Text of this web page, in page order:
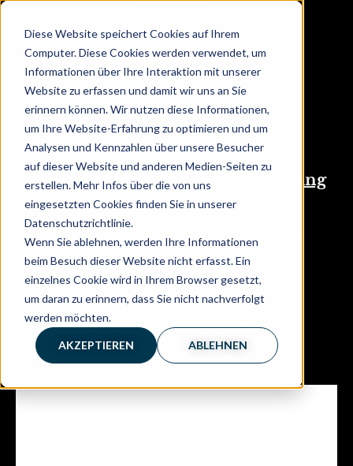
Diese Website speichert Cookies auf Ihrem
Computer. Diese Cookies werden verwendet, um
Informationen über Ihre Interaktion mit unserer
Website zu erfassen und damit wir uns an Sie
erinnern können. Wir nutzen diese Informationen,
um Ihre Website-Erfahrung zu optimieren und um
Analysen und Kennzahlen über unsere Besucher
auf dieser Website und anderen Medien-Seiten zu
erstellen. Mehr Infos über die von uns
eingesetzten Cookies finden Sie in unserer
Datenschutzrichtlinie.
Wenn Sie ablehnen, werden Ihre Informationen
beim Besuch dieser Website nicht erfasst. Ein
einzelnes Cookie wird in Ihrem Browser gesetzt,
um daran zu erinnern, dass Sie nicht nachverfolgt
werden möchten.
AKZEPTIEREN ABLEHNEN
Kontakt mit unserem Team
aufnehmen
Egal ob Fragen, Feedback,
Kooperationen, Podcast, Sponsoring
oder andere Anfragen...
wir freuen uns auf uns auf das
Gespräch mit dir.
Suche dir hier direkt einen passenden Termin
für ein 20 Min. Zoom Meeting aus